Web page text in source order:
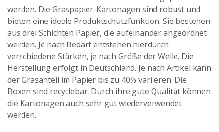
werden. Die Graspapier-Kartonagen sind robust und
bieten eine ideale Produktschutzfunktion. Sie bestehen
aus drei Schichten Papier, die aufeinander angeordnet
werden. Je nach Bedarf entstehen hierdurch
verschiedene Stärken, je nach Größe der Welle. Die
Herstellung erfolgt in Deutschland. Je nach Artikel kann
der Grasanteil im Papier bis zu 40% variieren. Die
Boxen sind recyclebar. Durch ihre gute Qualität können
die Kartonagen auch sehr gut wiederverwendet
werden.